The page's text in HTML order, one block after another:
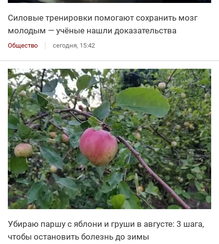
Силовые тренировки помогают сохранить мозг
молодым — учёные нашли доказательства
Общество сегодня, 15:42
Убираю паршу с яблони и груши в августе: 3 шага,
чтобы остановить болезнь до зимы